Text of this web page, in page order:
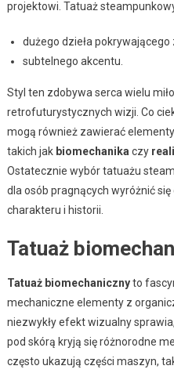
projektowi. Tatuaż
dużego dzieła pokrywającego
subtelnego akcentu.
Styl ten zdobywa serca wielu
retrofuturystycznych wizji. Co
mogą również zawierać
takich jak biomechanika czy
Ostatecznie wybór tatuażu
dla osób pragnących wyróżnić
charakteru i historii.
Tatuaż
Tatuaż biomechanicznyto
mechaniczne elementy z
niezwykły efekt wizualny
pod skórą kryją się różnorodne
często ukazują części maszyn,